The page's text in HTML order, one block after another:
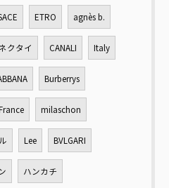
ETRO agnès b.
クタイ CANALI Italy
Burberrys
milaschon
Lee BVLGARI
ハンカチ